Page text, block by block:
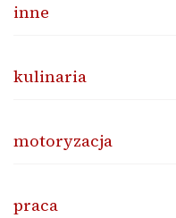
inne
kulinaria
motoryzacja
praca